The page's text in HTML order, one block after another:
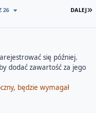
DALEJ
26
się później.
dodać zawartość za jego
będzie wymagał